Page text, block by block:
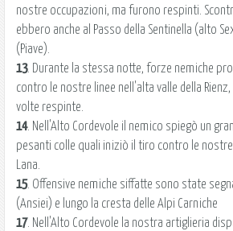
nostre occupazioni, ma furono respinti.
ebbero anche al Passo della Sentinella (alto
(Piave).
13. Durante la stessa notte, forze nemiche
contro le nostre linee nell'alta valle della
volte respinte.
14. Nell'Alto Cordevole il nemico spiegò un
pesanti colle quali iniziò il tiro contro le nostre
Lana.
15. Offensive nemiche siffatte sono state
(Ansiei) e lungo la cresta delle Alpi Carniche
17. Nell'Alto Cordevole la nostra artiglieria